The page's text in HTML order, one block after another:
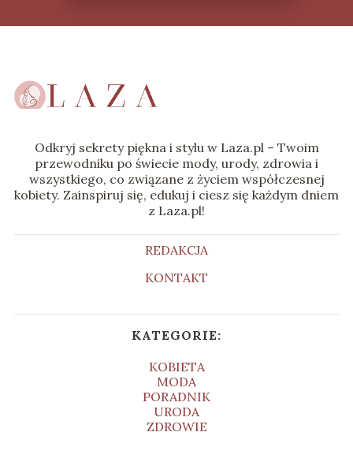
Odkryj sekrety piękna i stylu w Laza.pl – Twoim
przewodniku po świecie mody, urody, zdrowia i
wszystkiego, co związane z życiem współczesnej
kobiety. Zainspiruj się, edukuj i ciesz się każdym dniem
z Laza.pl!
REDAKCJA
KONTAKT
KATEGORIE:
KOBIETA
MODA
PORADNIK
URODA
ZDROWIE